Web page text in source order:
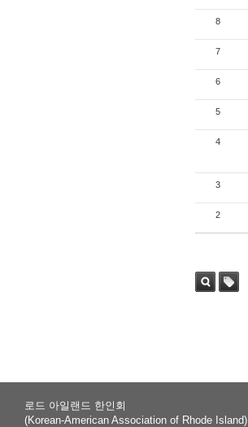
8
7
6
5
4
3
2
로드 아일랜드 한인회
(Korean-American Association of Rhode Island)